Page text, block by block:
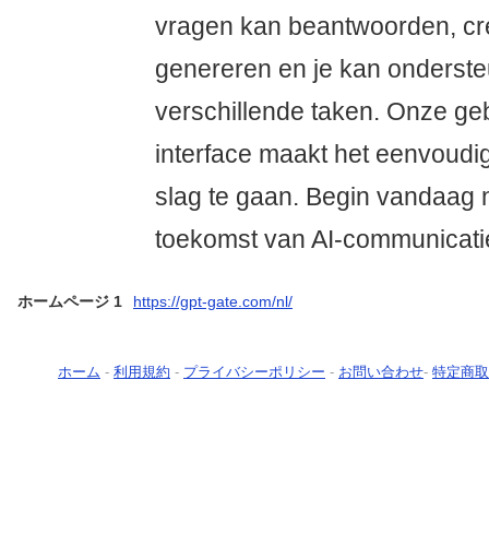
vragen kan beantwoorden,
genereren en je kan
verschillende taken. Onze
interface maakt het
slag te gaan. Begin vandaag
toekomst van AI-
ホームページ 1 https://gpt-gate.com/nl/
ホーム - 利用規約 - プライバシーポリシー - お問い合わせ- 特定商